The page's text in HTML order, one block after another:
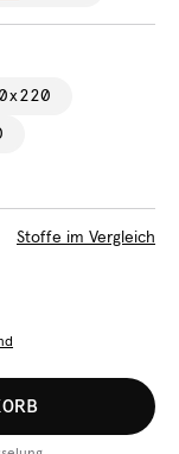
Stoffe im Vergleich